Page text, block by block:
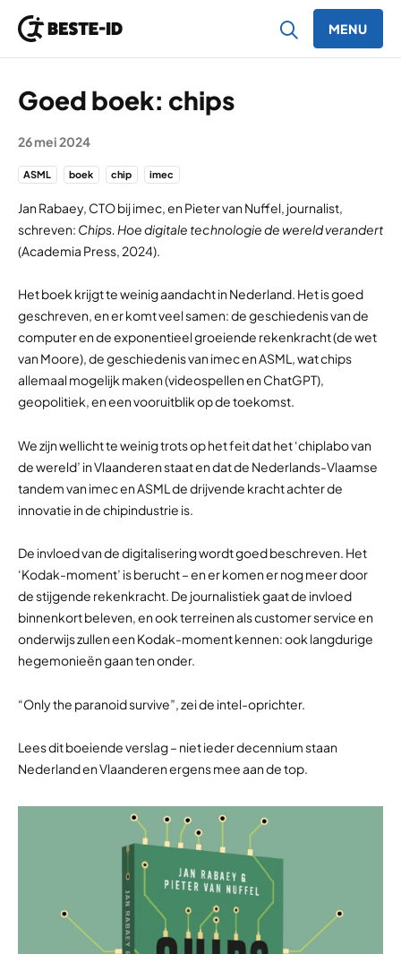
MENU
Goed boek: chips
26 mei 2024
ASML boek chip imec
Jan Rabaey, CTO bij imec, en Pieter van Nuffel, journalist,
schreven: Chips. Hoe digitale technologie de wereld verandert
(Academia Press, 2024).
Het boek krijgt te weinig aandacht in Nederland. Het is goed
geschreven, en er komt veel samen: de geschiedenis van de
computer en de exponentieel groeiende rekenkracht (de wet
van Moore), de geschiedenis van imec en ASML, wat chips
allemaal mogelijk maken (videospellen en ChatGPT),
geopolitiek, en een vooruitblik op de toekomst.
We zijn wellicht te weinig trots op het feit dat het ‘chiplabo van
de wereld’ in Vlaanderen staat en dat de Nederlands-Vlaamse
tandem van imec en ASML de drijvende kracht achter de
innovatie in de chipindustrie is.
De invloed van de digitalisering wordt goed beschreven. Het
‘Kodak-moment’ is berucht – en er komen er nog meer door
de stijgende rekenkracht. De journalistiek gaat de invloed
binnenkort beleven, en ook terreinen als customer service en
onderwijs zullen een Kodak-moment kennen: ook langdurige
hegemonieën gaan ten onder.
“Only the paranoid survive”, zei de intel-oprichter.
Lees dit boeiende verslag – niet ieder decennium staan
Nederland en Vlaanderen ergens mee aan de top.